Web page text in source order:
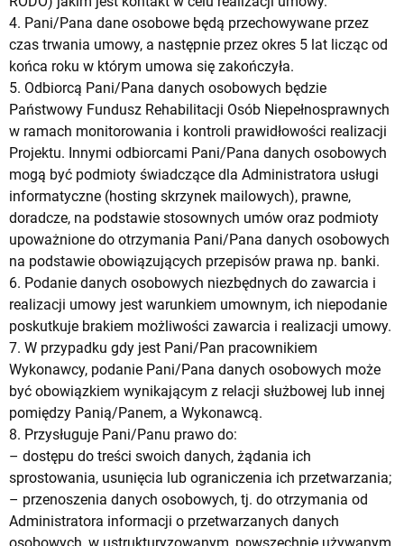
4. Pani/Pana dane osobowe będą przechowywane przez
czas trwania umowy, a następnie przez okres 5 lat licząc od
końca roku w którym umowa się zakończyła.
5. Odbiorcą Pani/Pana danych osobowych będzie
Państwowy Fundusz Rehabilitacji Osób Niepełnosprawnych
w ramach monitorowania i kontroli prawidłowości realizacji
Projektu. Innymi odbiorcami Pani/Pana danych osobowych
mogą być podmioty świadczące dla Administratora usługi
informatyczne (hosting skrzynek mailowych), prawne,
doradcze, na podstawie stosownych umów oraz podmioty
upoważnione do otrzymania Pani/Pana danych osobowych
na podstawie obowiązujących przepisów prawa np. banki.
6. Podanie danych osobowych niezbędnych do zawarcia i
realizacji umowy jest warunkiem umownym, ich niepodanie
poskutkuje brakiem możliwości zawarcia i realizacji umowy.
7. W przypadku gdy jest Pani/Pan pracownikiem
Wykonawcy, podanie Pani/Pana danych osobowych może
być obowiązkiem wynikającym z relacji służbowej lub innej
pomiędzy Panią/Panem, a Wykonawcą.
8. Przysługuje Pani/Panu prawo do:
– dostępu do treści swoich danych, żądania ich
sprostowania, usunięcia lub ograniczenia ich przetwarzania;
– przenoszenia danych osobowych, tj. do otrzymania od
Administratora informacji o przetwarzanych danych
osobowych, w ustrukturyzowanym, powszechnie używanym